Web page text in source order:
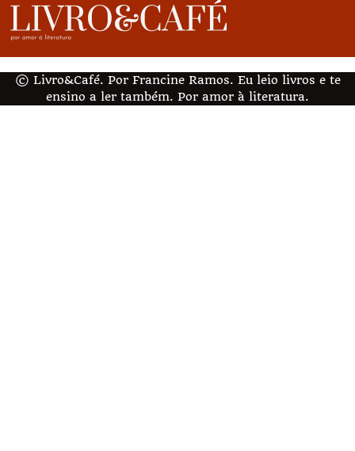
© Livro&Café. Por Francine Ramos. Eu leio livros e te
ensino a ler também. Por amor à literatura.